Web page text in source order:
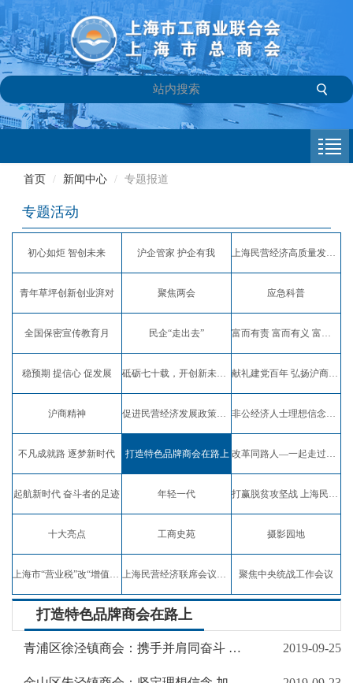
商会介绍
会员专栏
参政议政
信息库
首页 / 新闻中心 / 专题报道
专题活动
初心如炬 智创未来 沪企管家 护企有我 上海民营经济高质量发展服务月
青年草坪创新创业湃对 聚焦两会 应急科普
全国保密宣传教育月 民企“走出去” 富而有责 富而有义 富而有爱
稳预期 提信心 促发展 砥砺七十载，开创新未来，弘扬沪商精神 献礼建党百年 弘扬沪商精神
沪商精神 促进民营经济发展政策宣讲 非公经济人士理想信念教育实践活动
不凡成就路 逐梦新时代 打造特色品牌商会在路上 改革同路人—一起走过四十年
起航新时代 奋斗者的足迹 年轻一代 打赢脱贫攻坚战 上海民企在行动
十大亮点 工商史苑 摄影园地
上海市“营业税”改“增值税”试点专题报道 上海民营经济联席会议专题报道 聚焦中央统战工作会议
打造特色品牌商会在路上
青浦区徐泾镇商会：携手并肩同奋斗 共谋“泾彩”新发展 2019-09-25